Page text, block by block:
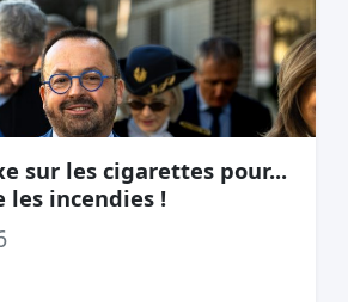
sur les cigarettes pour...
incendies !